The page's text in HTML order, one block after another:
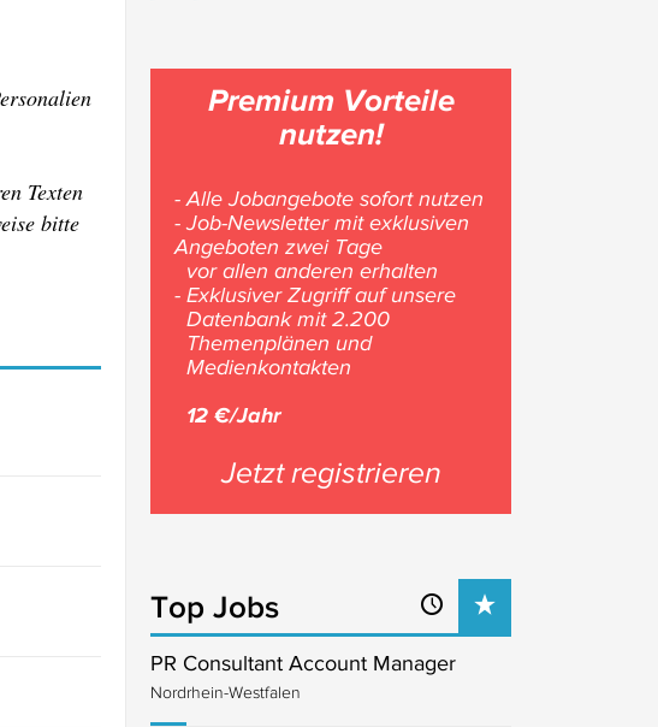
Texten
bitte
Premium Vorteile
nutzen!
- Alle Jobangebote sofort nutzen
- Job-Newsletter mit exklusiven
Angeboten zwei Tage
vor allen anderen erhalten
- Exklusiver Zugriff auf unsere
Datenbank mit 2.200
Themenplänen und
Medienkontakten
12 €/Jahr
Jetzt registrieren
Top Jobs
PR Consultant Account Manager
Nordrhein-Westfalen